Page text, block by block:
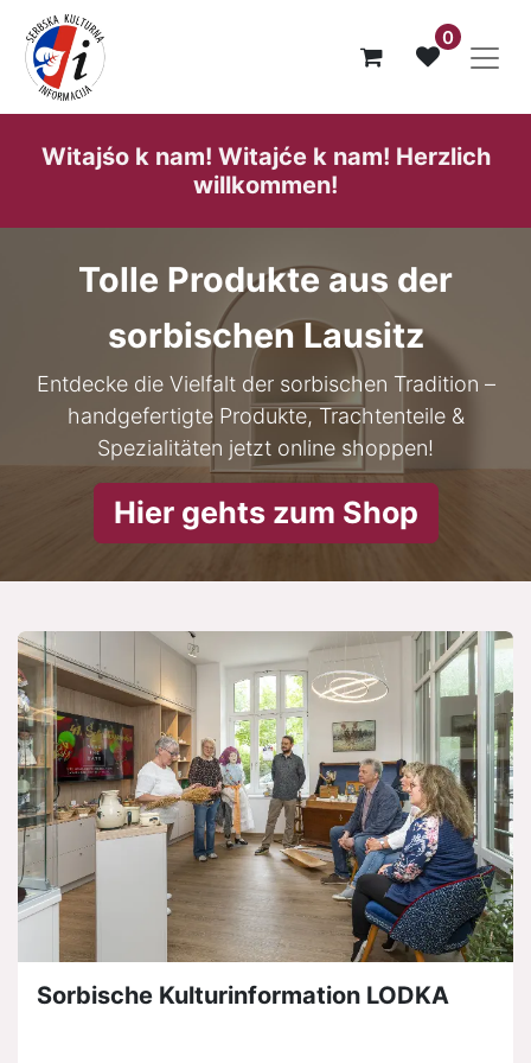
0
Witajśo k nam! Witajće k nam! He​rzlich
willk​ommen!
Tolle Produkte aus der
sorbischen Lausitz
Entdecke die Vielfalt der sorbischen Tradition –
handgefertigte Produkte, Trachtenteile &
Spezialitäten jetzt online shoppen!
Hier gehts zum Shop
Sorbische Kulturinformation LODKA